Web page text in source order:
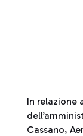
In relazione
Cassano,